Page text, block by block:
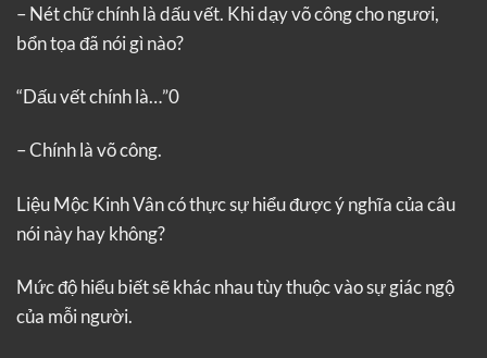
– Nét chữ chính là dấu vết. Khi dạy võ công cho ngươi,
bổn tọa đã nói gì nào?
“Dấu vết chính là…”0
– Chính là võ công.
Liệu Mộc Kinh Vân có thực sự hiểu được ý nghĩa của câu
nói này hay không?
Mức độ hiểu biết sẽ khác nhau tùy thuộc vào sự giác ngộ
của mỗi người.